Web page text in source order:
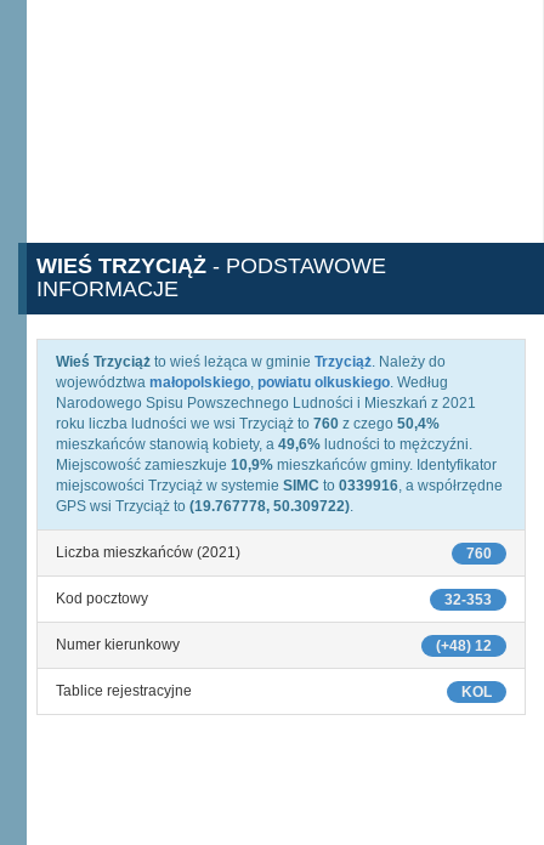
WIEŚ TRZYCIĄŻ - PODSTAWOWE
INFORMACJE
Wieś Trzyciąż to wieś leżąca w gminie Trzyciąż. Należy do
województwa małopolskiego, powiatu olkuskiego. Według
Narodowego Spisu Powszechnego Ludności i Mieszkań z 2021
roku liczba ludności we wsi Trzyciąż to 760 z czego 50,4%
mieszkańców stanowią kobiety, a 49,6% ludności to mężczyźni.
Miejscowość zamieszkuje 10,9% mieszkańców gminy. Identyfikator
miejscowości Trzyciąż w systemie SIMC to 0339916, a współrzędne
GPS wsi Trzyciąż to (19.767778, 50.309722).
760
Liczba mieszkańców (2021)
32-353
Kod pocztowy
(+48) 12
Numer kierunkowy
KOL
Tablice rejestracyjne